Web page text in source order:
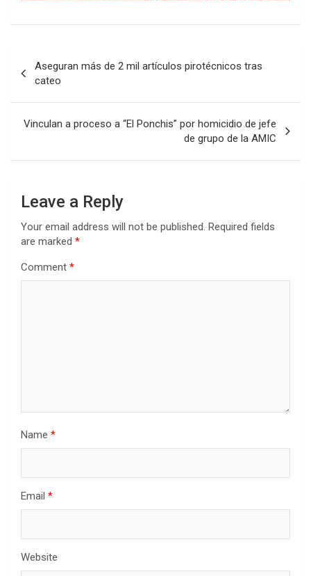
navigation
Aseguran más de 2 mil artículos pirotécnicos tras
cateo
Vinculan a proceso a “El Ponchis” por homicidio de jefe
de grupo de la AMIC
Leave a Reply
Your email address will not be published. Required fields
are marked *
Comment *
Name *
Email *
Website